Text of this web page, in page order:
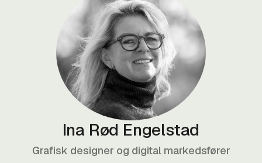
Ina Rød Engelstad
Grafisk designer og digital markedsfører